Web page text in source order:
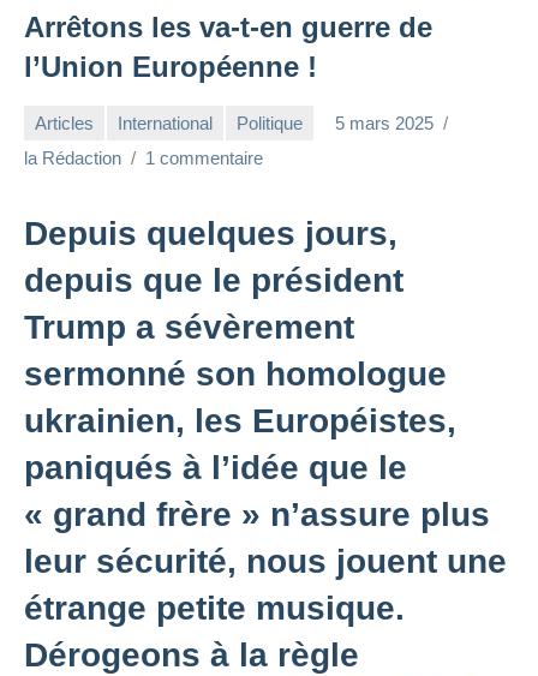
Arrêtons les va-t-en guerre de
l’Union Européenne !
Articles International Politique
5 mars 2025
la Rédaction
1 commentaire
Depuis quelques jours,
depuis que le président
Trump a sévèrement
sermonné son homologue
ukrainien, les Européistes,
paniqués à l’idée que le
« grand frère » n’assure plus
leur sécurité, nous jouent une
étrange petite musique.
Dérogeons à la règle